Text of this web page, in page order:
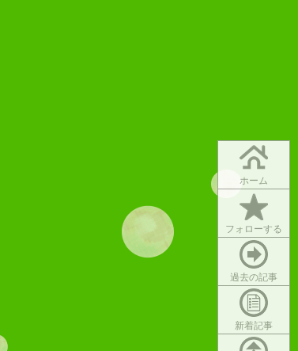
ホーム
フォローする
過去の記事
新着記事